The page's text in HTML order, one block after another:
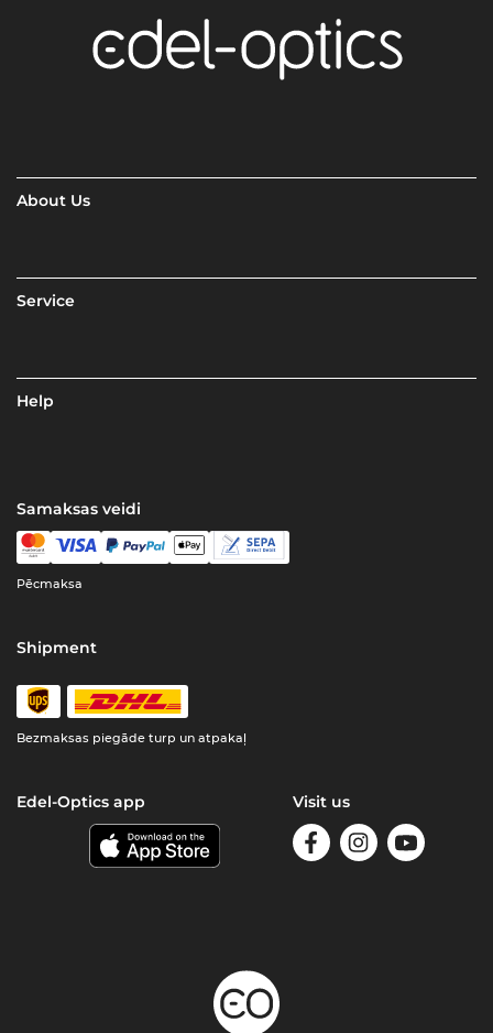
About Us
Service
Help
Samaksas veidi
Pēcmaksa
Shipment
Bezmaksas piegāde turp un atpakaļ
Edel-Optics app Visit us